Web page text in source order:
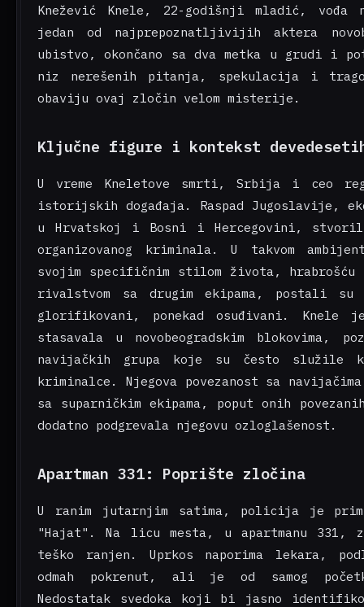
Knežević Knele, 22-godišnji mladić,
jedan od najprepoznatljivijih aktera
ubistvo, okončano sa dva metka u grudi i
niz nerešenih pitanja, spekulacija i
obaviju ovaj zločin velom misterije.
Ključne figure i kontekst
U vreme Kneletove smrti, Srbija i ceo
istorijskih događaja. Raspad Jugoslavije,
u Hrvatskoj i Bosni i Hercegovini,
organizovanog kriminala. U takvom
svojim specifičnim stilom života,
rivalstvom sa drugim ekipama, postali su
glorifikovani, ponekad osuđivani. Knele
stasavala u novobeogradskim blokovima,
navijačkih grupa koje su često služile
kriminalce. Njegova povezanost sa
sa suparničkim ekipama, poput onih
dodatno podgrevala njegovu ozloglašenost.
Apartman 331: Poprište zločina
U ranim jutarnjim satima, policija je
"Hajat". Na licu mesta, u apartmanu 331,
teško ranjen. Uprkos naporima lekara,
odmah pokrenut, ali je od samog
Nedostatak svedoka koji bi jasno